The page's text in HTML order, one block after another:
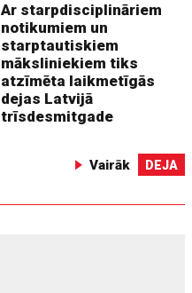
Ar starpdisciplināriem
notikumiem un
starptautiskiem
māksliniekiem tiks
atzīmēta laikmetīgās
dejas Latvijā
trīsdesmitgade
Vairāk DEJA